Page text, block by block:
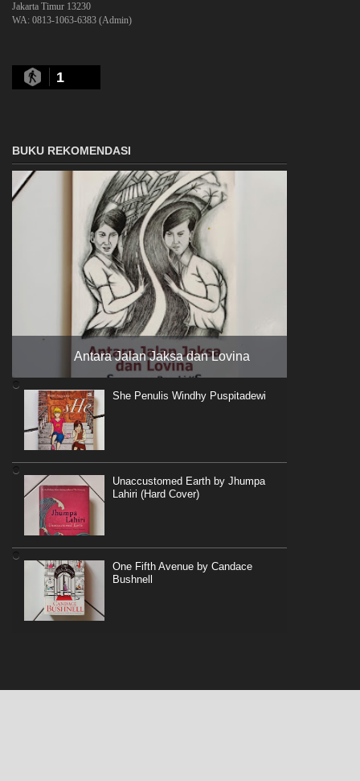
Jakarta Timur 13230
WA: 0813-1063-6383 (Admin)
1
BUKU REKOMENDASI
Antara Jalan Jaksa dan Lovina
She Penulis Windhy Puspitadewi
Unaccustomed Earth by Jhumpa
Lahiri (Hard Cover)
One Fifth Avenue by Candace
Bushnell